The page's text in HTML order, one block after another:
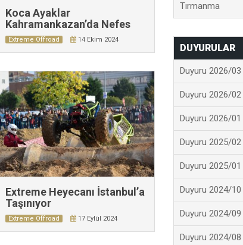
Koca Ayaklar
Kahramankazan’da Nefes
Kesti
Extreme Offroad 14 Ekim 2024
Extreme Heyecanı İstanbul’a
Taşınıyor
Extreme Offroad 17 Eylül 2024
Tırmanma
DUYURULAR
Duyuru 2026/03
Duyuru 2026/02
Duyuru 2026/01
Duyuru 2025/02
Duyuru 2025/01
Duyuru 2024/10
Duyuru 2024/09
Duyuru 2024/08